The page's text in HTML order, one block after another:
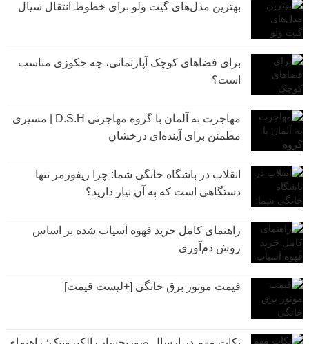
بهترین مدل‌های گیت ولو برای خطوط انتقال سیال
برای فضاهای کوچک آپارتمانی، چه جکوزی مناسب
است؟
مهاجرت به آلمان با گروه مهاجرتی D.S.H | مسیری
مطمئن برای آینده‌ای درخشان
انقلاب در باشگاه خانگی شما: چرا ریفورمر تنها
دستگاهی است که به آن نیاز دارید؟
راهنمای کامل خرید قهوه آسیاب شده بر اساس
روش دم‌آوری
قیمت موتور برق خانگی [+لیست قیمت]